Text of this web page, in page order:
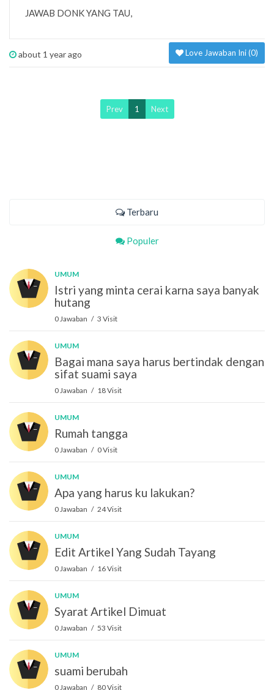
JAWAB DONK YANG TAU,
Love Jawaban Ini (0)
about 1 year ago
Prev 1 Next
Terbaru
Populer
UMUM
Istri yang minta cerai karna saya banyak
hutang
0 Jawaban / 3 Visit
UMUM
Bagai mana saya harus bertindak dengan
sifat suami saya
0 Jawaban / 18 Visit
UMUM
Rumah tangga
0 Jawaban / 0 Visit
UMUM
Apa yang harus ku lakukan?
0 Jawaban / 24 Visit
UMUM
Edit Artikel Yang Sudah Tayang
0 Jawaban / 16 Visit
UMUM
Syarat Artikel Dimuat
0 Jawaban / 53 Visit
UMUM
suami berubah
0 Jawaban / 80 Visit